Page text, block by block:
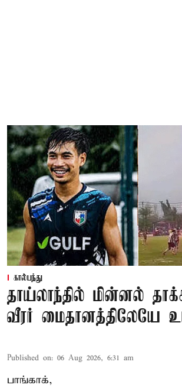
கால்பந்து
தாய்லாந்தில் மின்னல்
வீரர் மைதானத்திலேயே
Published on: 06 Aug 2026, 6:31 am
பாங்காக்,